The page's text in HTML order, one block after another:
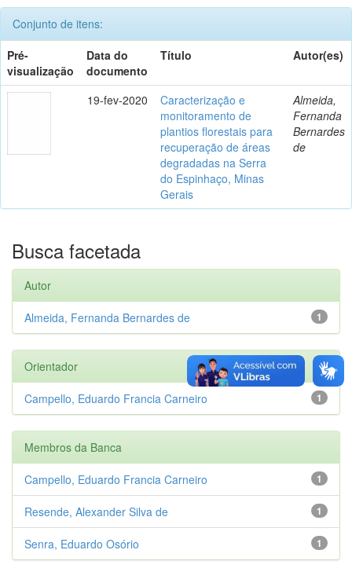
Conjunto de itens:
Pré-
visualização
Data do
documento
Título Autor(es)
19-fev-2020
Caracterização e
monitoramento de
plantios florestais para
recuperação de áreas
degradadas na Serra
do Espinhaço, Minas
Gerais
Almeida,
Fernanda
Bernardes
de
Busca facetada
Autor
1
Almeida, Fernanda Bernardes de
Orientador
1
Campello, Eduardo Francia Carneiro
Membros da Banca
1
Campello, Eduardo Francia Carneiro
1
Resende, Alexander Silva de
1
Senra, Eduardo Osório